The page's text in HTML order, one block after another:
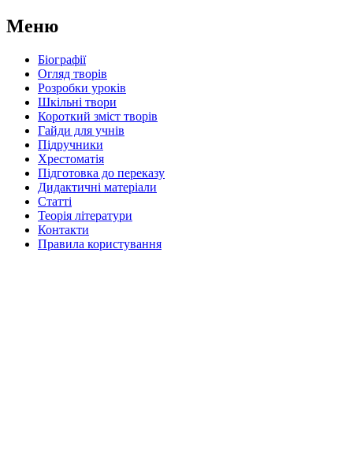
Меню
Біографії
Огляд творів
Розробки уроків
Шкільні твори
Короткий зміст творів
Гайди для учнів
Підручники
Хрестоматія
Підготовка до переказу
Дидактичні матеріали
Статті
Теорія літератури
Контакти
Правила користування